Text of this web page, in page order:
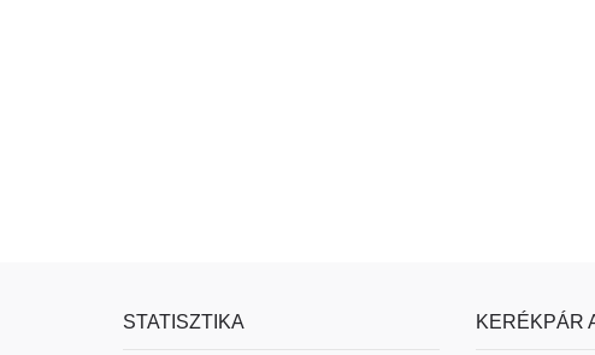
STATISZTIKA KERÉKPÁR